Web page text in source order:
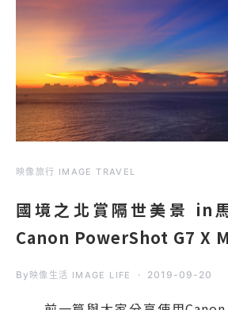
映像旅行 IMAGE TRAVEL
國境之北賞隔世美景 in
Canon PowerShot G7 X
By 映像生活 IMAGE LIFE 2019-09-20